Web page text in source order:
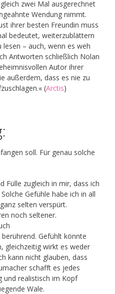
zwei Mal ausgerechnet
Wendung nimmt.
ihrer besten Freundin muss
bedeutet, weiterzublättern
lesen – auch, wenn es weh
Antworten schließlich Nolan
Autor ihrer
außerdem, dass es nie zu
(Arctis)
soll. Für genau solche
Fülle zugleich in mir, dass ich
Gefühle habe ich in all
selten verspürt.
noch seltener.
Gefühlt könnte
gleichzeitig wirkt es weder
kann nicht glauben, dass
schafft es jedes
und realistisch im Kopf
Wale.